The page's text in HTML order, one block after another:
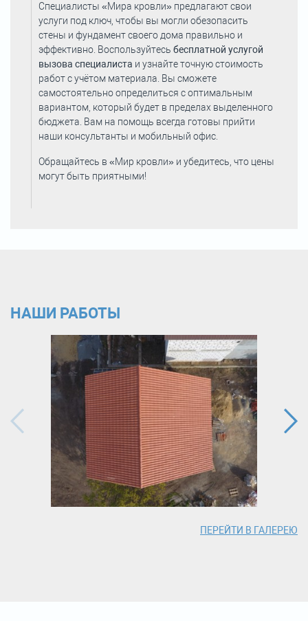
Специалисты «Мира кровли» предлагают свои
услуги под ключ, чтобы вы могли обезопасить
стены и фундамент своего дома правильно и
эффективно. Воспользуйтесь бесплатной услугой
вызова специалиста и узнайте точную стоимость
работ с учётом материала. Вы сможете
самостоятельно определиться с оптимальным
вариантом, который будет в пределах выделенного
бюджета. Вам на помощь всегда готовы прийти
наши консультанты и мобильный офис.
Обращайтесь в «Мир кровли» и убедитесь, что цены
могут быть приятными!
НАШИ РАБОТЫ
ПЕРЕЙТИ В ГАЛЕРЕЮ